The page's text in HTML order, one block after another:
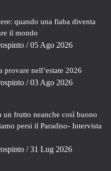
quando una fiaba diventa
il mondo
/ 05 Ago 2026
provare nell’estate 2026
/ 03 Ago 2026
un frutto neanche così buono
persi il Paradiso- Intervista
/ 31 Lug 2026